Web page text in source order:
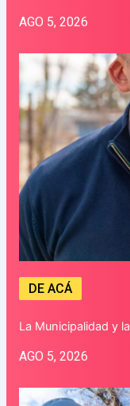
AGO 5, 2026
DE ACÁ
La Municipalidad y
AGO 5, 2026